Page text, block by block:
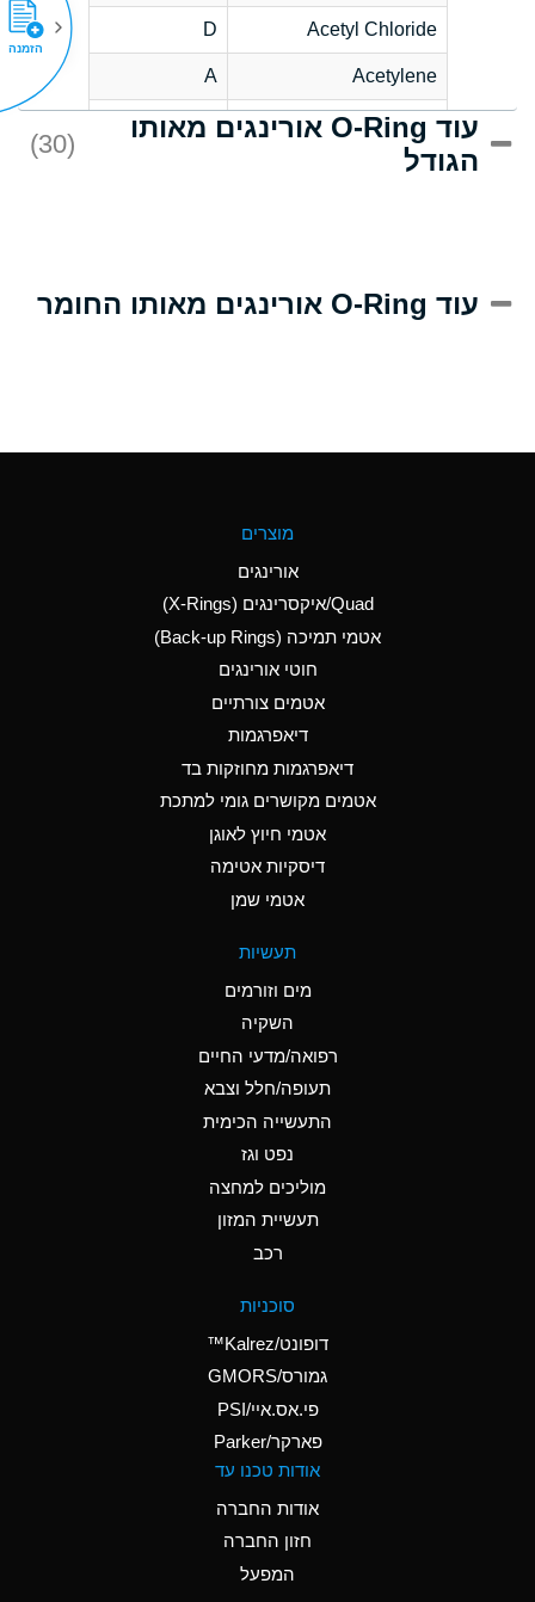
Acetyl Chloride
D
Acetylene
A
Acrlylonitrile
D
Adipic Acid
(Aqueous)
Aluminum Nitrate
(Aqueous)
Aluminum Phosphate
Ammonia Anhydrous
B
Ammonia Gas (cold)
A
Ammonia Gas (hot)
Ammonium Hydroxide
D
Ammonium Nitrate
Ammonium Nitrite
Ammonium Persulfate
Ammonium Phosphate
A
Ammonium Sulfate
A
Amyl Acetate (Banana
עוד O-Ring אורינגים מאותו
הגודל
(30)
עוד O-Ring אורינגים מאותו החומר
מוצרים
אורינגים
Quad/איקסרינגים (X-Rings)
אטמי תמיכה (Back-up Rings)
חוטי אורינגים
אטמים צורתיים
דיאפרגמות
דיאפרגמות מחוזקות בד
אטמים מקושרים גומי למתכת
אטמי חיוץ לאוגן
דיסקיות אטימה
אטמי שמן
תעשיות
מים וזורמים
השקיה
רפואה/מדעי החיים
תעופה/חלל וצבא
התעשייה הכימית
נפט וגז
מוליכים למחצה
תעשיית המזון
רכב
סוכניות
דופונט/Kalrez™
גמורס/GMORS
פי.אס.איי/PSI
פארקר/Parker
אודות טכנו עד
אודות החברה
חזון החברה
המפעל
הזמנה